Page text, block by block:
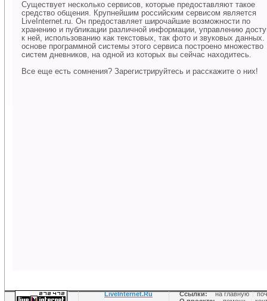
Существует несколько сервисов, которые предоставляют такое
средство общения. Крупнейшим российским сервисом является
LiveInternet.ru. Он предоставляет широчайшие возможности по
хранению и публикации различной информации, управлению
к ней, использованию как текстовых, так фото и звуковых
основе программной системы этого сервиса построено множество
систем дневников, на одной из которых вы сейчас находитесь.
Все еще есть сомнения? Зарегистрируйтесь и расскажите о них!
LiveInternet.Ru Ссылки: на главную |